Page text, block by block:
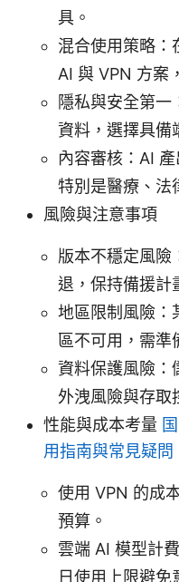
具。
混合使用策略：
AI 與 VPN 方案
隱私與安全第
資料，選擇具備
內容審核：AI
特別是醫療、法
風險與注意事項
版本不穩定風險
退，保持備援計
地區限制風險：
區不可用，需準
資料保護風險：
外洩風險與存取
性能與成本考量
用指南與常見疑問
使用 VPN 的成
預算。
雲端 AI 模型計
日使用上限避免